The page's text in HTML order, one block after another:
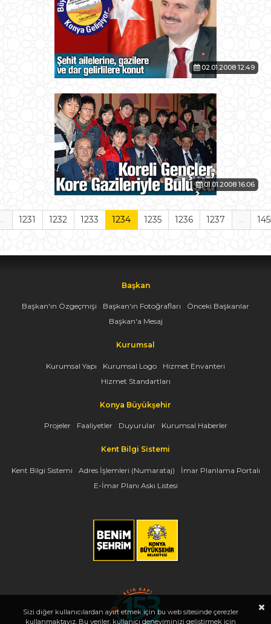
02.01.2008 12:49
01.01.2008 16:06
... 1231 1232 1233 1234 1235 1236 1237 ...
Başkan
Başkan'ın Özgeçmişi Başkan'ın Fotoğrafları
Önceki Başkanlar
Başkan'a Mesaj
Kurumsal
Kurumsal Yapı Kurumsal Logo
Hizmet Envanteri
Hizmet Standartları
Konya Büyükşehir
Projeler Faaliyetler Duyurular Kurumsal Haberler
Kent Bilgi Sistemi
Kent Bilgi Sistemi Adres İşlemleri (Numarataj)
İmar Planlama Portalı
E-İmar Planı Askı Listesi
Sizi diğer kullanıcılardan ayırt etmek için bu web sitesinde çerezler
kullanmaktayız. Bu veriler, kullanıcı deneyiminizi geliştirmek için